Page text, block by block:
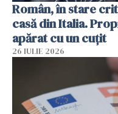
Român, în stare
casă din Italia.
apărat cu un cuțit
26 IULIE 2026